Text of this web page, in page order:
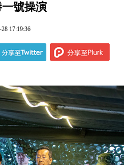
號操演
17:19:36